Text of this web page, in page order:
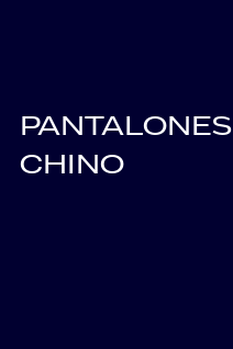
PANTALONES
CHINO